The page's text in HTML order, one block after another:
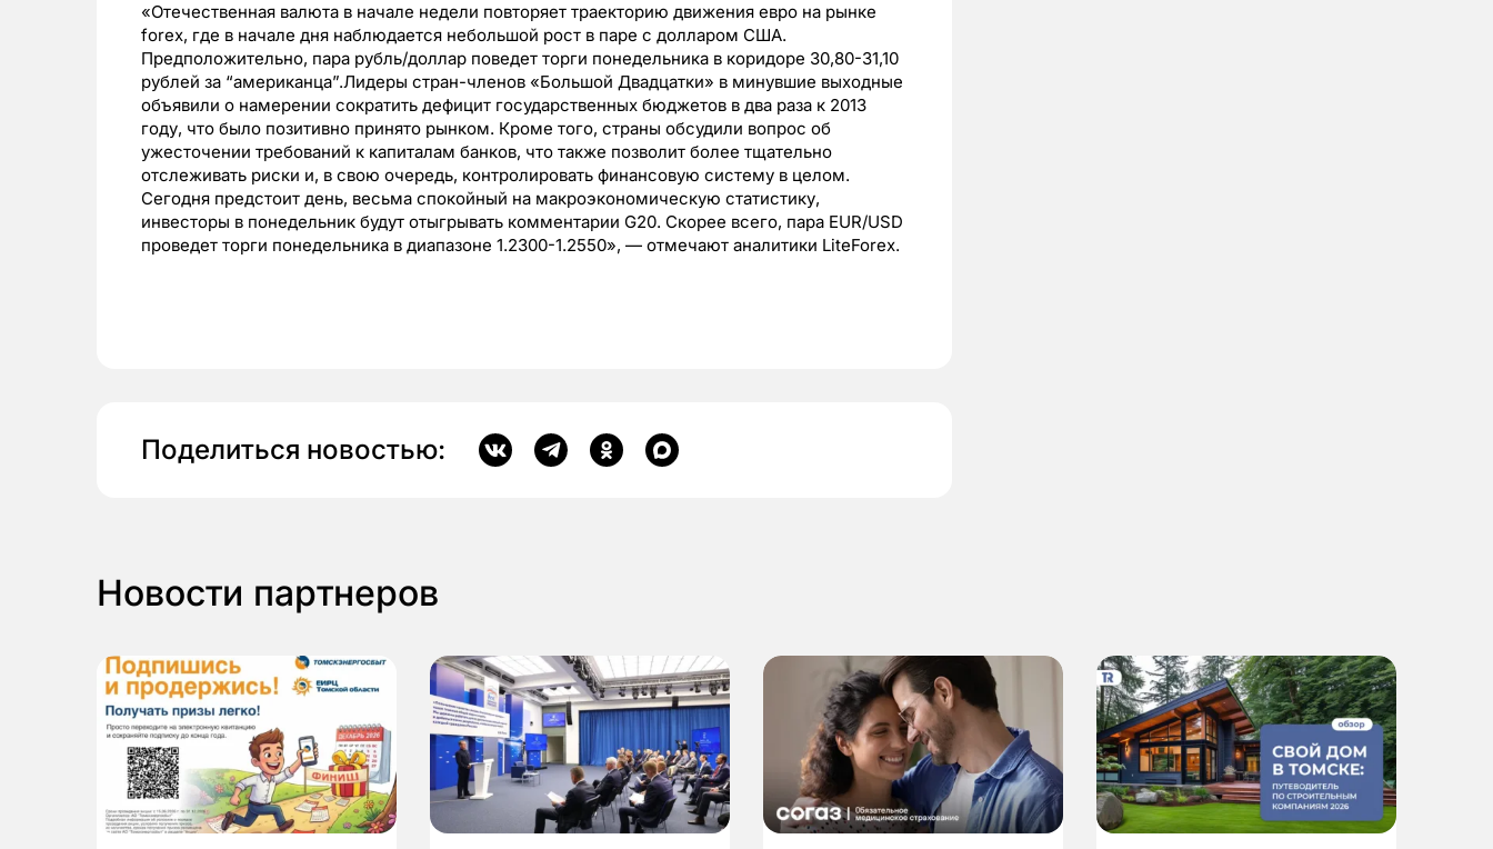
«Отечественная валюта в начале недели повторяет траекторию движения евро на рынке
forex, где в начале дня наблюдается небольшой рост в паре с долларом США.
Предположительно, пара рубль/доллар поведет торги понедельника в коридоре 30,80-31,10
рублей за “американца”.Лидеры стран-членов «Большой Двадцатки» в минувшие выходные
объявили о намерении сократить дефицит государственных бюджетов в два раза к 2013
году, что было позитивно принято рынком. Кроме того, страны обсудили вопрос об
ужесточении требований к капиталам банков, что также позволит более тщательно
отслеживать риски и, в свою очередь, контролировать финансовую систему в целом.
Сегодня предстоит день, весьма спокойный на макроэкономическую статистику,
инвесторы в понедельник будут отыгрывать комментарии G20. Скорее всего, пара EUR/USD
проведет торги понедельника в диапазоне 1.2300-1.2550», — отмечают аналитики LiteForex.
Поделиться новостью:
Новости партнеров